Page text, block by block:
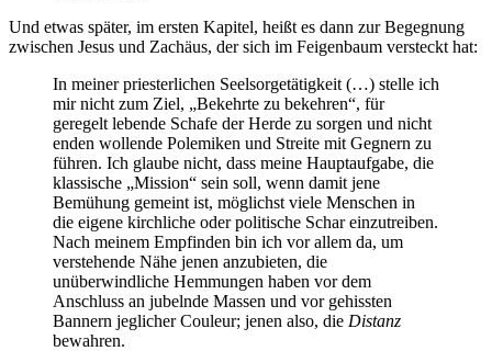
Und etwas später, im ersten Kapitel, heißt es dann zur Begegnung
zwischen Jesus und Zachäus, der sich im Feigenbaum versteckt hat:
In meiner priesterlichen Seelsorgetätigkeit (…) stelle ich
mir nicht zum Ziel, „Bekehrte zu bekehren“, für
geregelt lebende Schafe der Herde zu sorgen und nicht
enden wollende Polemiken und Streite mit Gegnern zu
führen. Ich glaube nicht, dass meine Hauptaufgabe, die
klassische „Mission“ sein soll, wenn damit jene
Bemühung gemeint ist, möglichst viele Menschen in
die eigene kirchliche oder politische Schar einzutreiben.
Nach meinem Empfinden bin ich vor allem da, um
verstehende Nähe jenen anzubieten, die
unüberwindliche Hemmungen haben vor dem
Anschluss an jubelnde Massen und vor gehissten
Bannern jeglicher Couleur; jenen also, die Distanz
bewahren.